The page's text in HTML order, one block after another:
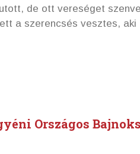
de ott vereséget
a szerencsés vesztes,
Országos